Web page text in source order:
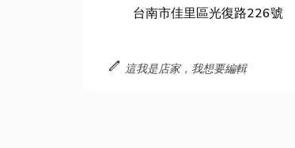
台南市佳里區光復路226號
edit 這我是店家，我想要編輯